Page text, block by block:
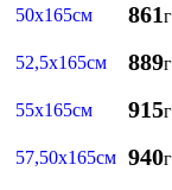
50х165см 861
52,5х165см 889
55х165см 915
57,50х165см 940